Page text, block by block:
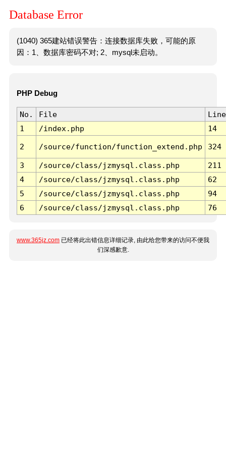
Database Error
(1040) 365建站错误警告：连接数据库失败，可能的原
因：1、数据库密码不对; 2、mysql未启动。
PHP Debug
No. File
Line
1
/index.php 14
2 /source/function/function_extend.php 324
3 /source/class/jzmysql.class.php
211
4
/source/class/jzmysql.class.php
62
5
/source/class/jzmysql.class.php
94
6
/source/class/jzmysql.class.php 76
www.365jz.com 已经将此出错信息详细记录, 由此给您带来的访问不便我
们深感歉意.